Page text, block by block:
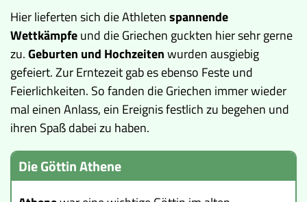
Hier lieferten sich die Athletenspannende
Wettkämpfeund die Griechen guckten hier sehr gerne
zu.Geburten und Hochzeitenwurden ausgiebig
gefeiert. Zur Erntezeit gab es ebenso Feste und
Feierlichkeiten. So fanden die Griechen immer wieder
mal einen Anlass, ein Ereignis festlich zu begehen und
ihren Spaß dabei zu haben.
Die Göttin Athene